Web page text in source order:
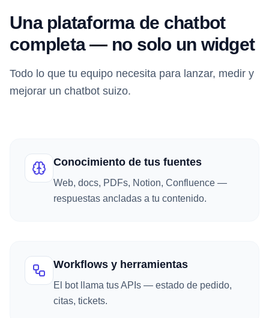
Una plataforma de chatbot
completa — no solo un widget
Todo lo que tu equipo necesita para lanzar, medir y
mejorar un chatbot suizo.
Conocimiento de tus fuentes
Web, docs, PDFs, Notion, Confluence —
respuestas ancladas a tu contenido.
Workflows y herramientas
El bot llama tus APIs — estado de pedido,
citas, tickets.